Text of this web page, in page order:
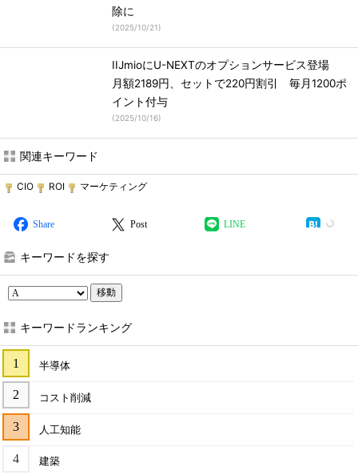
除に
(2025/10/21)
IIJmioにU-NEXTのオプションサービス登場
月額2189円、セットで220円割引 毎月1200ポ
イント付与
(2025/10/16)
関連キーワード
CIO ROI マーケティング
Share Post LINE
キーワードを探す
移動
キーワードランキング
半導体
コスト削減
人工知能
建築